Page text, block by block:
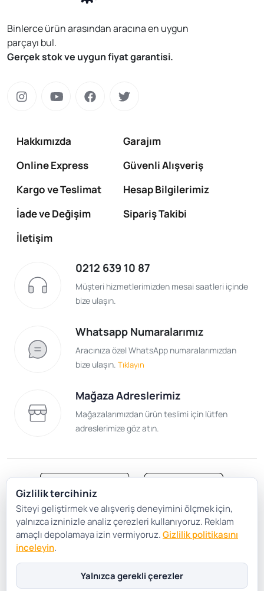
Binlerce ürün arasından aracına en uygun
parçayı bul.
Gerçek stok ve uygun fiyat garantisi.
Hakkımızda
Garajım
Online Express
Güvenli Alışveriş
Kargo ve Teslimat
Hesap Bilgilerimiz
İade ve Değişim
Sipariş Takibi
İletişim
0212 639 10 87
Müşteri hizmetlerimizden mesai saatleri içinde
bize ulaşın.
Whatsapp Numaralarımız
Aracınıza özel WhatsApp numaralarımızdan
bize ulaşın. Tıklayın
Mağaza Adreslerimiz
Mağazalarımızdan ürün teslimi için lütfen
adreslerimize göz atın.
Satış Sözleşmesi
Gizlilik ve Güvenlik
Gizlilik Politikası
Çerez Tercihleri
Gizlilik tercihiniz
Siteyi geliştirmek ve alışveriş deneyimini ölçmek için,
yalnızca izninizle analiz çerezleri kullanıyoruz. Reklam
amaçlı depolamaya izin vermiyoruz.Gizlilik politikasını
inceleyin.
Yalnızca gerekli çerezler